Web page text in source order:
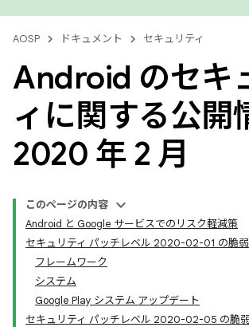
AOSP ドキュメント セキュリティ
Android のセキ
ィに関する公開
2020 年 2 月
このページの内容
Android と Google サービスでのリスク軽減策
セキュリティ パッチレベル 2020-02-01 の脆
フレームワーク
システム
Google Play システム アップデート
セキュリティ パッチレベル 2020-02-05 の脆